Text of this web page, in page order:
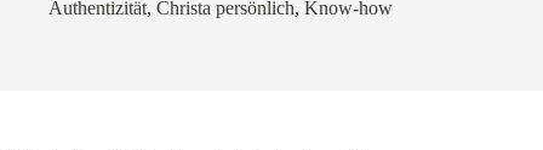
Authentizität, Christa persönlich, Know-how